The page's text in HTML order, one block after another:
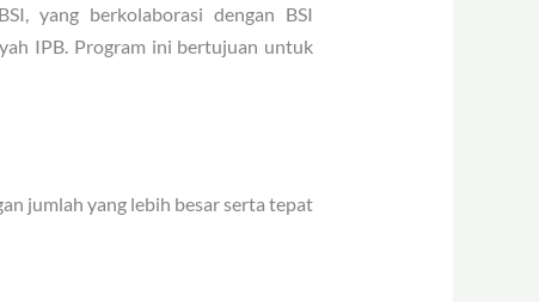
yang berkolaborasi dengan BSI
IPB. Program ini bertujuan untuk
jumlah yang lebih besar serta tepat